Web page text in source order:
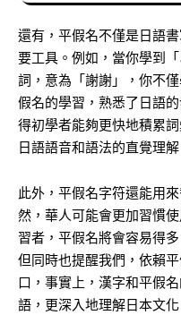
還有，平假名不僅是日語
要工具。例如，當你學到
詞，意為「謝謝」，你不
假名的學習，熟悉了日語
得初學者能夠更快地積累
日語語音和語法的直覺理解
此外，平假名字符還能用
然，華人可能會更加習慣
習者，平假名將會容易得
但同時也提醒我們，依賴
口，事實上，漢字和平假
語，更深入地理解日本文